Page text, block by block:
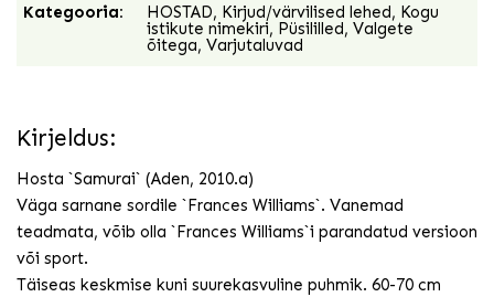
Kategooria: HOSTAD, Kirjud/värvilised lehed, Kogu
istikute nimekiri, Püsililled, Valgete
õitega, Varjutaluvad
Kirjeldus:
Hosta `Samurai` (Aden, 2010.a)
Väga sarnane sordile `Frances Williams`. Vanemad
teadmata, võib olla `Frances Williams`i parandatud versioon
või sport.
Täiseas keskmise kuni suurekasvuline puhmik. 60-70 cm